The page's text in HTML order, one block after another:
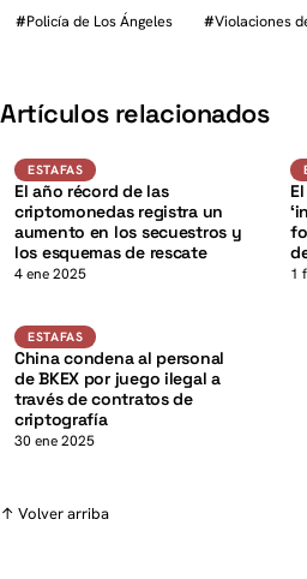
#Policía de Los Ángeles #Violaciones
Artículos relacionados
Estafas K
ESTAFAS
El año récord de las
criptomonedas registra un
aumento en los secuestros y
los esquemas de rescate
4 ene 2025 1
Estafas K
ESTAFAS
China condena al personal
de BKEX por juego ilegal a
través de contratos de
criptografía
30 ene 2025
↑ Volver arriba